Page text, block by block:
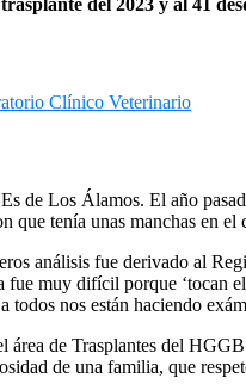
de Los Álamos. El año
que tenía unas manchas en
análisis fue derivado al
fue muy difícil porque ‘tocan
todos nos están haciendo
área de Trasplantes del
de una familia, que